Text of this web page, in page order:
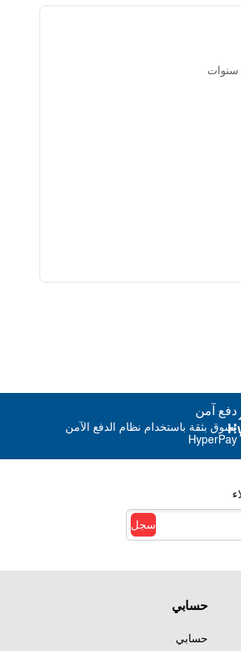
دفع آمن
تسوق بثقة باستخدام نظام الدفع الآمن
HyperPay
سجل
حسابي
حسابي